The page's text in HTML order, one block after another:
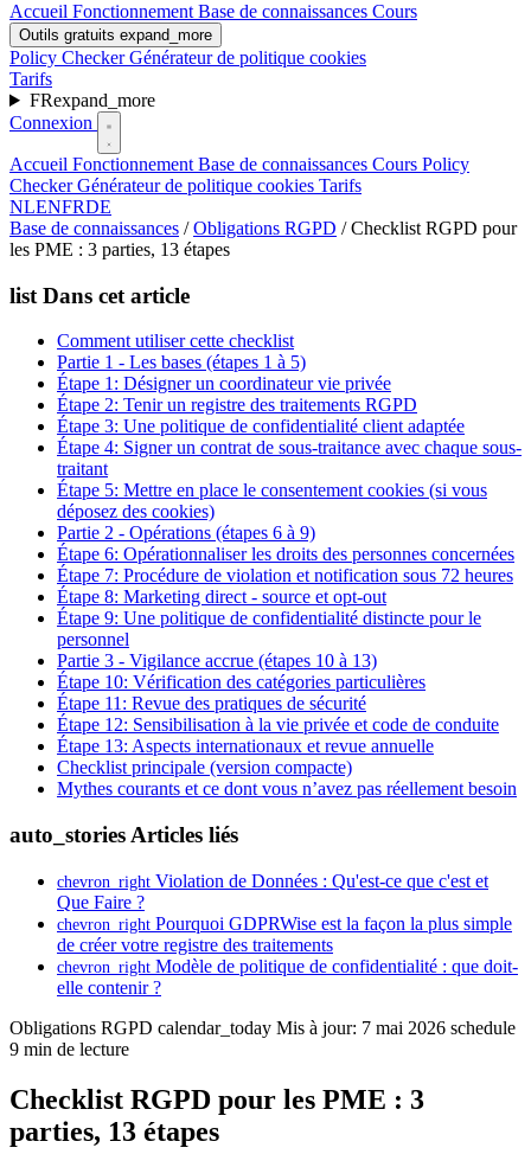
Accueil Fonctionnement Base de connaissances Cours
Outils gratuits expand_more
Policy CheckerGénérateur de politique cookies
Tarifs
FRexpand_more
Connexion
Accueil Fonctionnement Base de connaissances Cours Policy
CheckerGénérateur de politique cookies Tarifs
NLENFRDE
Base de connaissances / Obligations RGPD / Checklist RGPD pour
les PME : 3 parties, 13 étapes
list Dans cet article
Comment utiliser cette checklist
Partie 1 - Les bases (étapes 1 à 5)
Étape 1: Désigner un coordinateur vie privée
Étape 2: Tenir un registre des traitements RGPD
Étape 3: Une politique de confidentialité client adaptée
Étape 4: Signer un contrat de sous-traitance avec chaque sous-
traitant
Étape 5: Mettre en place le consentement cookies (si vous
déposez des cookies)
Partie 2 - Opérations (étapes 6 à 9)
Étape 6: Opérationnaliser les droits des personnes concernées
Étape 7: Procédure de violation et notification sous 72 heures
Étape 8: Marketing direct - source et opt-out
Étape 9: Une politique de confidentialité distincte pour le
personnel
Partie 3 - Vigilance accrue (étapes 10 à 13)
Étape 10: Vérification des catégories particulières
Étape 11: Revue des pratiques de sécurité
Étape 12: Sensibilisation à la vie privée et code de conduite
Étape 13: Aspects internationaux et revue annuelle
Checklist principale (version compacte)
Mythes courants et ce dont vous n’avez pas réellement besoin
auto_stories Articles liés
chevron_right Violation de Données : Qu'est-ce que c'est et
Que Faire ?
chevron_right Pourquoi GDPRWise est la façon la plus simple
de créer votre registre des traitements
chevron_right Modèle de politique de confidentialité : que doit-
elle contenir ?
Obligations RGPD calendar_today Mis à jour: 7 mai 2026 schedule
9 min de lecture
Checklist RGPD pour les PME : 3
parties, 13 étapes